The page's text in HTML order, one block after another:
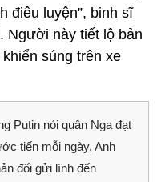
điêu luyện”, binh sĩ
Người này tiết lộ bản
súng trên xe
Putin nói quân Nga đạt
tiến mỗi ngày, Anh
đối gửi lính đến